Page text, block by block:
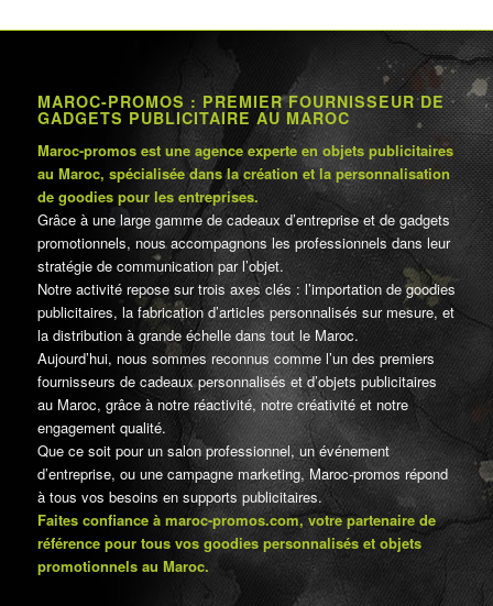
MAROC-PROMOS : PREMIER FOURNISSEUR DE
GADGETS PUBLICITAIRE AU MAROC
Maroc-promos est une agence experte en objets publicitaires
au Maroc, spécialisée dans la création et la personnalisation
de goodies pour les entreprises.
Grâce à une large gamme de cadeaux d’entreprise et de gadgets
promotionnels, nous accompagnons les professionnels dans leur
stratégie de communication par l’objet.
Notre activité repose sur trois axes clés : l’importation de goodies
publicitaires, la fabrication d’articles personnalisés sur mesure, et
la distribution à grande échelle dans tout le Maroc.
Aujourd’hui, nous sommes reconnus comme l’un des premiers
fournisseurs de cadeaux personnalisés et d’objets publicitaires
au Maroc, grâce à notre réactivité, notre créativité et notre
engagement qualité.
Que ce soit pour un salon professionnel, un événement
d’entreprise, ou une campagne marketing, Maroc-promos répond
à tous vos besoins en supports publicitaires.
Faites confiance à maroc-promos.com, votre partenaire de
référence pour tous vos goodies personnalisés et objets
promotionnels au Maroc.